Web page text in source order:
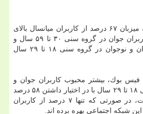
بر این اساس، فیس بوك میزبان ۶۷ درصد از كاربران میانسال بالای
۶۰ سال، ۸۱ درصد از كاربران جوان در گروه سنی ۳۰ تا ۵۹ سال و
۸۶ درصد از كاربران جوان و نوجوان در گروه سنی ۱۸ تا ۲۹ سال
فیس بوك، بیشتر محبوب كاربران جوان و
نوجوان در گروه های سنی ۱۸ تا ۲۹ سال با در اختیار داشتن ۵۸ درصد
از آن ها، واقع شده است، در صورتی كه تنها ۷ درصد از كاربران